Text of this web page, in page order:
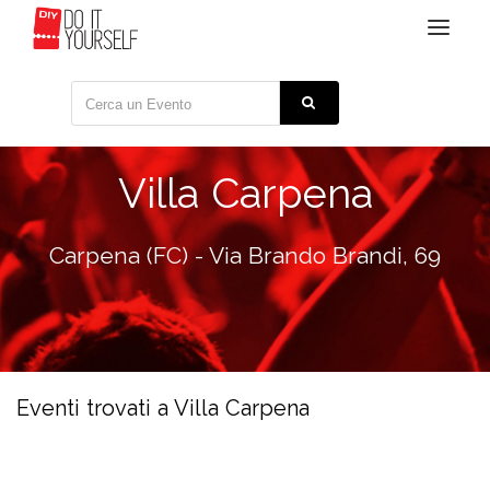
Toggle
Villa Carpena
Carpena (FC) - Via Brando Brandi, 69
Eventi trovati a Villa Carpena